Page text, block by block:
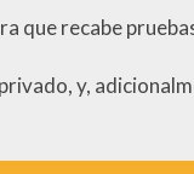
que recabe
y,